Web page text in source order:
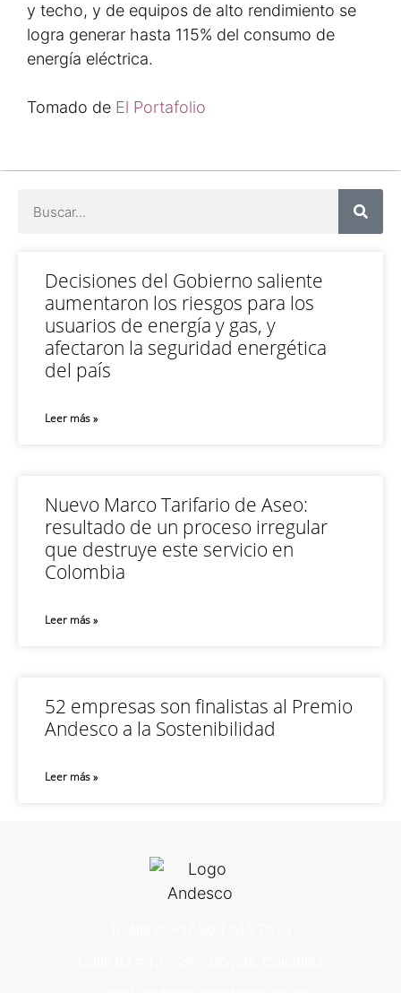
y techo, y de equipos de alto rendimiento se
logra generar hasta 115% del consumo de
energía eléctrica.
Tomado de El Portafolio
Decisiones del Gobierno saliente
aumentaron los riesgos para los
usuarios de energía y gas, y
afectaron la seguridad energética
del país
Leer más »
Nuevo Marco Tarifario de Aseo:
resultado de un proceso irregular
que destruye este servicio en
Colombia
Leer más »
52 empresas son finalistas al Premio
Andesco a la Sostenibilidad
Leer más »